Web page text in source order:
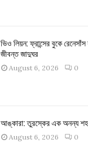
ভিও লিয়ন: ফ্রান্সের বুকে
জীবন্ত জাদুঘর
August 6, 2026 0
আঙ্কারা: তুরস্কের এক অনন্য
August 6, 2026 0